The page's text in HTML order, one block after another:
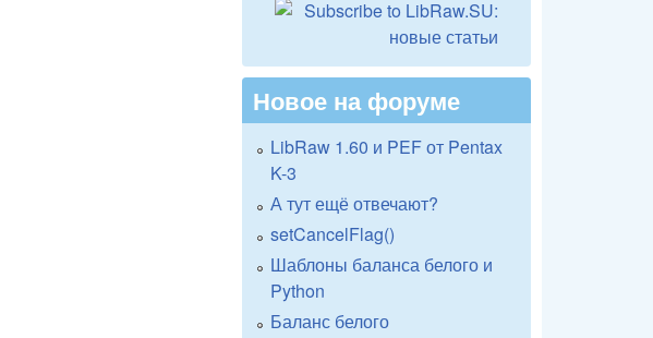
Новое на форуме
LibRaw 1.60 и PEF от Pentax
K-3
А тут ещё отвечают?
setCancelFlag()
Шаблоны баланса белого и
Python
Баланс белого